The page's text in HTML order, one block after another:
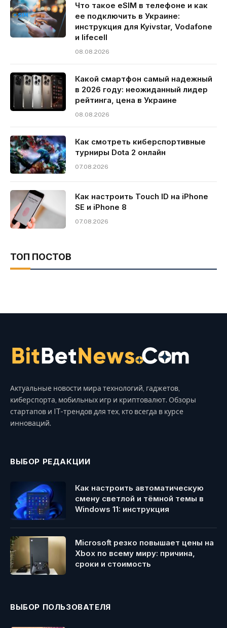
Что такое eSIM в телефоне и как
ее подключить в Украине:
инструкция для Kyivstar, Vodafone
и lifecell
08.08.2026
Какой смартфон самый надежный
в 2026 году: неожиданный лидер
рейтинга, цена в Украине
08.08.2026
Как смотреть киберспортивные
турниры Dota 2 онлайн
07.08.2026
Как настроить Touch ID на iPhone
SE и iPhone 8
07.08.2026
ТОП ПОСТОВ
Актуальные новости мира технологий, гаджетов,
киберспорта, мобильных игр и криптовалют. Обзоры
стартапов и IT-трендов для тех, кто всегда в курсе
инноваций.
ВЫБОР РЕДАКЦИИ
Как настроить автоматическую
смену светлой и тёмной темы в
Windows 11: инструкция
Microsoft резко повышает цены на
Xbox по всему миру: причина,
сроки и стоимость
ВЫБОР ПОЛЬЗОВАТЕЛЯ